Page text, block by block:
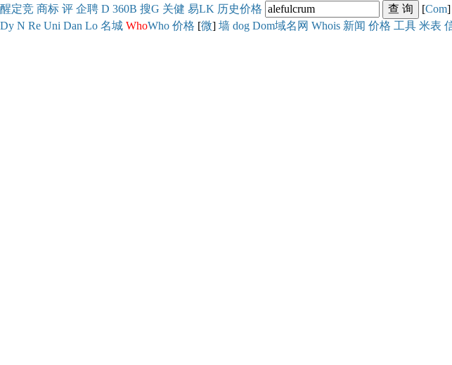
醒定竞 商标 评 企聘 D 360B 搜G 关健 易LK 历史价格 [Com
Dy N Re Uni Dan Lo 名城 WhoWho 价格 [微] 墙 dog Dom域名网 Whois 新闻 价格 工具 米表